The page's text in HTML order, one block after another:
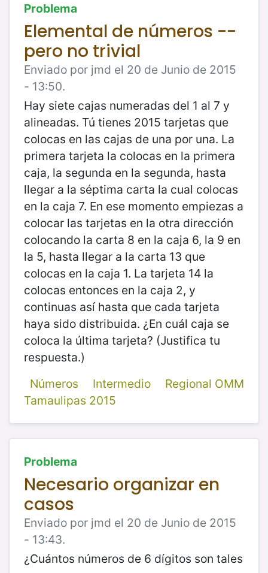
Problema
Elemental de números --
pero no trivial
Enviado por jmd el 20 de Junio de 2015
- 13:50.
Hay siete cajas numeradas del 1 al 7 y
alineadas. Tú tienes 2015 tarjetas que
colocas en las cajas de una por una. La
primera tarjeta la colocas en la primera
caja, la segunda en la segunda, hasta
llegar a la séptima carta la cual colocas
en la caja 7. En ese momento empiezas a
colocar las tarjetas en la otra dirección
colocando la carta 8 en la caja 6, la 9 en
la 5, hasta llegar a la carta 13 que
colocas en la caja 1. La tarjeta 14 la
colocas entonces en la caja 2, y
continuas así hasta que cada tarjeta
haya sido distribuida. ¿En cuál caja se
coloca la última tarjeta? (Justifica tu
respuesta.)
Números
Intermedio
Regional OMM
Tamaulipas 2015
Problema
Necesario organizar en
casos
Enviado por jmd el 20 de Junio de 2015
- 13:43.
¿Cuántos números de 6 dígitos son tales